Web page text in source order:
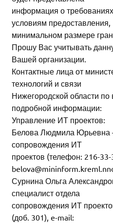
информация о
условиям предоставления,
минимальном размере
Прошу Вас учитывать
Вашей организации.
Контактные лица от
технологий и связи
Нижегородской области
подробной информации:
Управление ИТ проектов:
Белова Людмила Юрьевна
сопровождения ИТ
проектов (телефон: 216-
Сурнина Ольга
специалист отдела
сопровождения ИТ
(доб. 301), e-mail: